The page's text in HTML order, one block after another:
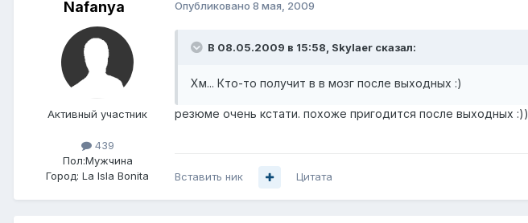
Nafanya
Активный участник
439
Пол:Мужчина
Город: La Isla Bonita
Опубликовано 8 мая, 2009
В 08.05.2009 в 15:58, Skylaer сказал:
Хм... Кто-то получит в в мозг после выходных :)
резюме очень кстати. похоже пригодится после выходных :))
Вставить ник Цитата